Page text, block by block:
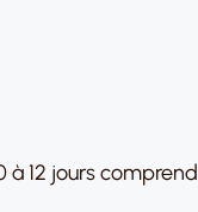
à 12 jours comprend